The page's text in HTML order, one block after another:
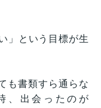
」という目標が生
も書類すら通らな
、出会ったのが